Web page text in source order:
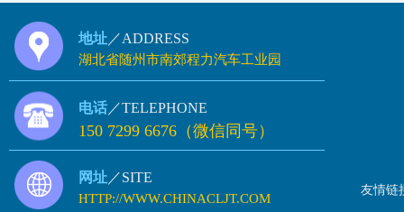
地址 ／ADDRESS
湖北省随州市南郊程力汽车工业园
电话 ／TELEPHONE
150 7299 6676（微信同号）
网址 ／SITE
HTTP://WWW.CHINACLJT.COM
友情链